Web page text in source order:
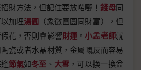
財方法，但記住要放啱嘢！ 錢母同
加埋湯圓 （象徵團圓同財富），但
花，否則會影響財運 。 小孟老師就
瓷或者水晶材質，金屬嘅反而容易
節氣如冬至 、 大雪 ，可以換一換盆